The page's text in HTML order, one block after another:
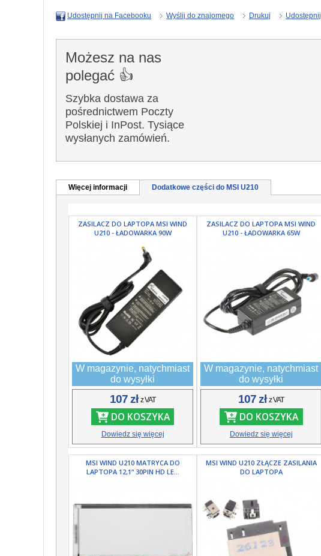
Udostępnij na Facebooku Wyślij do znajomego Drukuj Udostępnij
Możesz na nas
polegać 👍
Szybka dostawa za
pośrednictwem Poczty
Polskiej i InPost. Tysiące
wysłanych zamówień.
Więcej informacji Dodatkowe części do MSI U210
ZASILACZ DO LAPTOPA MSI WIND
U210 - ŁADOWARKA 90W
W magazynie, natychmiast
do wysyłki
107 złz VAT
DO KOSZYKA
Dowiedz się więcej
ZASILACZ DO LAPTOPA MSI WIND
U210 - ŁADOWARKA 65W
W magazynie, natychmiast
do wysyłki
107 złz VAT
DO KOSZYKA
Dowiedz się więcej
MSI WIND U210 MATRYCA DO
LAPTOPA 12,1“ 30PIN HD LE...
MSI WIND U210 ZŁĄCZE ZASILANIA
DO LAPTOPA